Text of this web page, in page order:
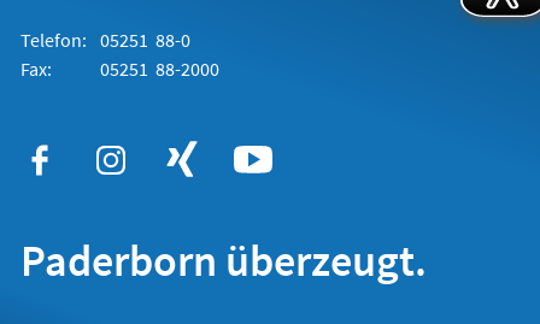
Telefon: 05251 88-0
Fax:
05251 88-2000
Paderborn überzeugt.